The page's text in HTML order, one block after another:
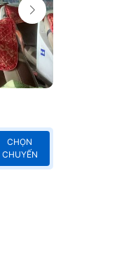
CHỌN
CHUYẾN